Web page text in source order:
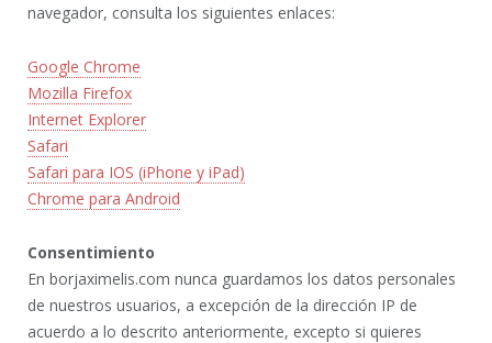
navegador, consulta los siguientes enlaces:
Google Chrome
Mozilla Firefox
Internet Explorer
Safari
Safari para IOS (iPhone y iPad)
Chrome para Android
Consentimiento
En borjaximelis.com nunca guardamos los datos personales
de nuestros usuarios, a excepción de la dirección IP de
acuerdo a lo descrito anteriormente, excepto si quieres